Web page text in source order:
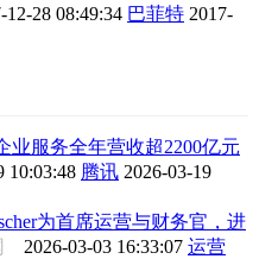
12-28 08:49:34 巴菲特 2017-
业服务全年营收超2200亿元
10:03:48 腾讯 2026-03-19
为首席运营与财务官，进
2026-03-03 16:33:07 运营